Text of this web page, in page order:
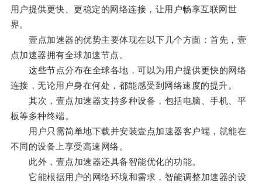
用户提供更快、更稳定的网络连接，让用户畅享互联网世
界。
壹点加速器的优势主要体现在以下几个方面：首先，壹
点加速器拥有全球加速节点。
这些节点分布在全球各地，可以为用户提供更快的网络
连接，无论用户身在何处，都能感受到网络速度的提升。
其次，壹点加速器支持多种设备，包括电脑、手机、平
板等多种终端。
用户只需简单地下载并安装壹点加速器客户端，就能在
不同的设备上享受高速网络。
此外，壹点加速器还具备智能优化的功能。
它能根据用户的网络环境和需求，智能调整加速器的设